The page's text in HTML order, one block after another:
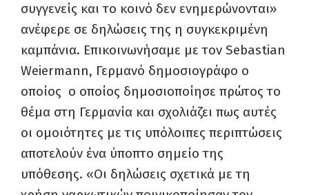
συγγενείς και το κοινό δεν ενημερώνονται»
ανέφερε σε δηλώσεις της η συγκεκριμένη
καμπάνια. Επικοινωνήσαμε με τον Sebastian
Weiermann, Γερμανό δημοσιογράφο ο
οποίος ο οποίος δημοσιοποίησε πρώτος το
θέμα στη Γερμανία και σχολιάζει πως αυτές
οι ομοιότητες με τις υπόλοιπες περιπτώσεις
αποτελούν ένα ύποπτο σημείο της
υπόθεσης. «Οι δηλώσεις σχετικά με τη